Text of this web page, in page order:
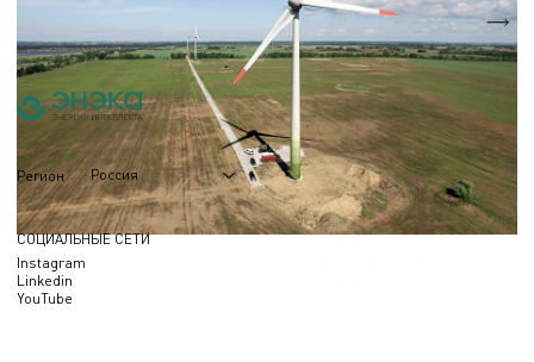
Регион Россия
СОЦИАЛЬНЫЕ СЕТИ
Instagram
Linkedin
YouTube